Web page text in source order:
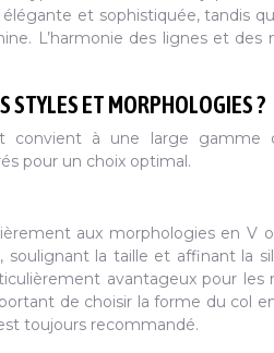
et sophistiquée, tandis
L’harmonie des lignes et des
STYLES ET MORPHOLOGIES ?
à une large gamme
pour un choix optimal.
aux morphologies en V
la taille et affinant la
avantageux pour les
de choisir la forme du col
toujours recommandé.